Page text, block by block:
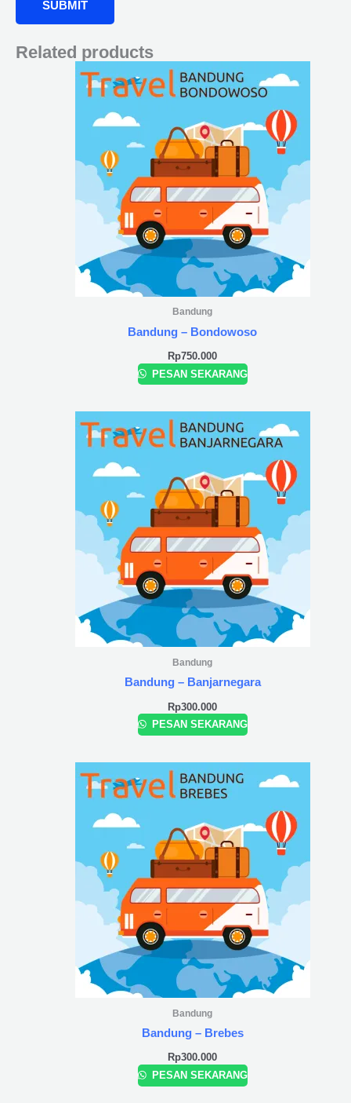
Related products
Bandung
Bandung – Bondowoso
Rp750.000
PESAN SEKARANG
Bandung
Bandung – Banjarnegara
Rp300.000
PESAN SEKARANG
Bandung
Bandung – Brebes
Rp300.000
PESAN SEKARANG